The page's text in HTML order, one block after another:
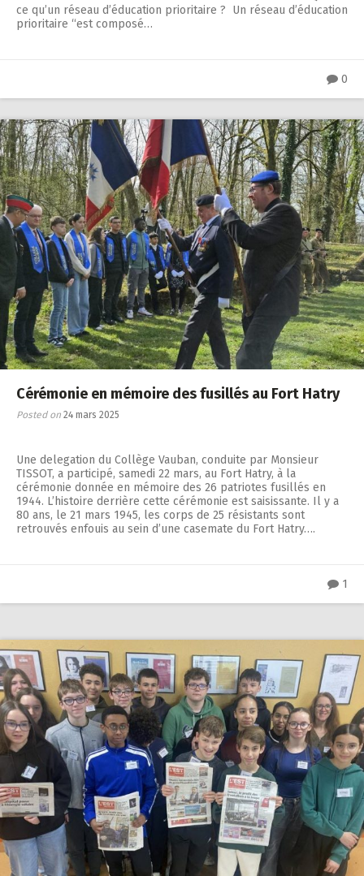
ce qu’un réseau d’éducation prioritaire ? Un réseau d’éducation
prioritaire “est composé…
0
Cérémonie en mémoire des fusillés au Fort Hatry
Posted on 24 mars 2025
Une delegation du Collège Vauban, conduite par Monsieur
TISSOT, a participé, samedi 22 mars, au Fort Hatry, à la
cérémonie donnée en mémoire des 26 patriotes fusillés en
1944. L’histoire derrière cette cérémonie est saisissante. Il y a
80 ans, le 21 mars 1945, les corps de 25 résistants sont
retrouvés enfouis au sein d’une casemate du Fort Hatry….
1